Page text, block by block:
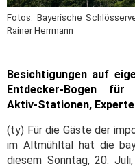
Fotos: Bayerische
Rainer Herrmann
Besichtigungen auf
Entdecker-Bogen für
Aktiv-Stationen,
(ty) Für die Gäste der
im Altmühltal hat die
diesem Sonntag, 20.